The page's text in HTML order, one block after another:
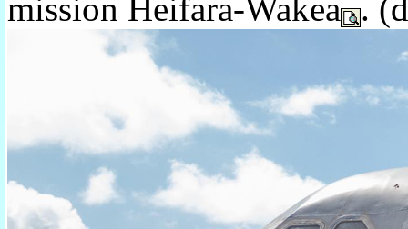
mission Heifara-Wakea .